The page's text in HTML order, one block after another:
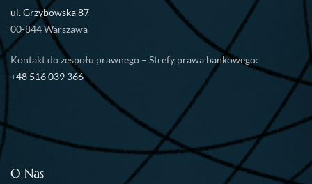
ul. Grzybowska 87
00-844 Warszawa
Kontakt do zespołu prawnego – Strefy prawa bankowego:
+48 516 039 366
O Nas